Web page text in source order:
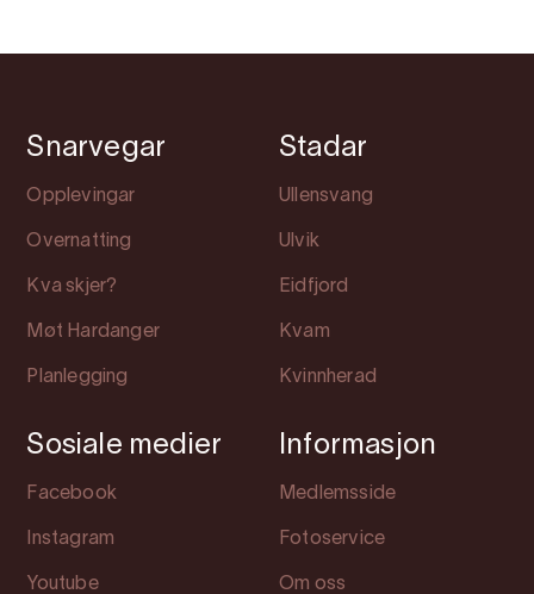
Snarvegar
Opplevingar
Overnatting
Kva skjer?
Møt Hardanger
Planlegging
Stadar
Ullensvang
Ulvik
Eidfjord
Kvam
Kvinnherad
Sosiale medier
Facebook
Instagram
Youtube
Informasjon
Medlemsside
Fotoservice
Om oss